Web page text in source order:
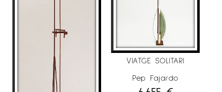
òptiques, llum, etc. Creant així contrapunts
matèrics, que uneix mitjançant acoblament per
arribar a la unitat objectual que cerca.
L’artista Pep Fajardo, des de l’any 1989 ha
exposat el seu treball en més de 40
VIATGE SOLITARI
Pep Fajardo